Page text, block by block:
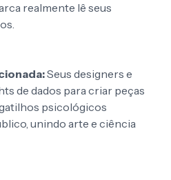
realmente lê seus
Seus designers e
de dados para criar peças
psicológicos
unindo arte e ciência